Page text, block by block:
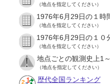
（地点を指定してください）
1976年6月29日の１時
（地点を指定してください）
1976年6月29日の１０
（地点を指定してください）
地点ごとの観測史上1
（地点を指定してください）
歴代全国ランキング